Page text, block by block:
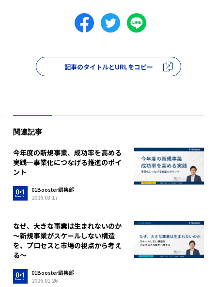
記事のタイトルとURLをコピー
関連記事
今年度の新規事業、成功率を高める
実践―事業化につなげる推進のポイ
ント
01Booster編集部
2026.03.17
なぜ、大きな事業は生まれないのか
～新規事業がスケールしない構造
を、プロセスと市場の視点から考え
る～
01Booster編集部
2026.01.26